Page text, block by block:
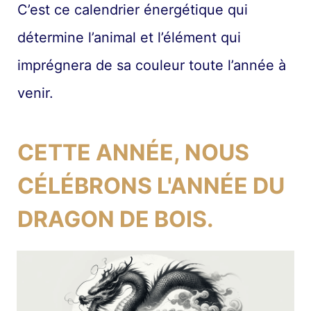
C’est ce calendrier énergétique qui
détermine l’animal et l’élément qui
imprégnera de sa couleur toute l’année à
venir.
CETTE ANNÉE, NOUS
CÉLÉBRONS L'ANNÉE DU
DRAGON DE BOIS.